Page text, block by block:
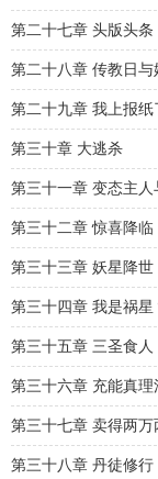
第二十七章 头版头条
第二十八章 传教日与
第二十九章 我上报纸
第三十章 大逃杀
第三十一章 变态主人
第三十二章 惊喜降临
第三十三章 妖星降世
第三十四章 我是祸星
第三十五章 三圣食人
第三十六章 充能真理
第三十七章 卖得两万
第三十八章 丹徒修行